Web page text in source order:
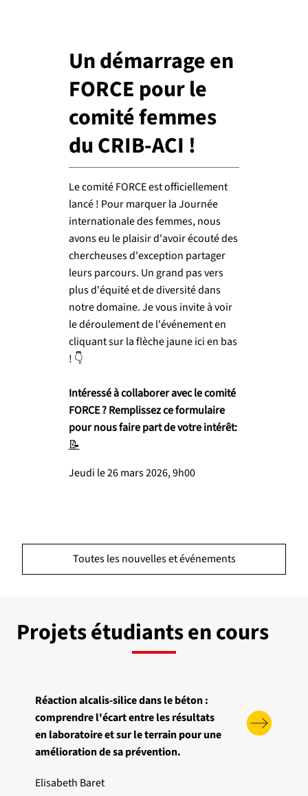
Un démarrage en
FORCE pour le
comité femmes
du CRIB-ACI !
Le comité FORCE est officiellement
lancé ! Pour marquer la Journée
internationale des femmes, nous
avons eu le plaisir d'avoir écouté des
chercheuses d'exception partager
leurs parcours. Un grand pas vers
plus d'équité et de diversité dans
notre domaine. Je vous invite à voir
le déroulement de l'événement en
cliquant sur la flèche jaune ici en bas
! 👇
Intéressé à collaborer avec le comité
FORCE ? Remplissez ce formulaire
pour nous faire part de votre intérêt:
📝
Jeudi le 26 mars 2026, 9h00
Toutes les nouvelles et événements
Projets étudiants en cours
Elisabeth Baret
Réaction alcalis-silice dans le béton :
comprendre l'écart entre les résultats
en laboratoire et sur le terrain pour une
amélioration de sa prévention.